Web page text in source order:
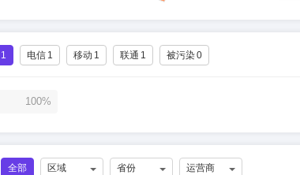
1 电信 1 移动 1 联通 1 被污染0
100%
全部 区域 省份 运营商